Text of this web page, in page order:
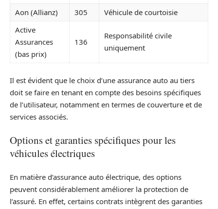
Aon (Allianz)
305
Véhicule de courtoisie
Active
Assurances
(bas prix)
136
Responsabilité civile
uniquement
Il est évident que le choix d’une assurance auto au tiers
doit se faire en tenant en compte des besoins spécifiques
de l’utilisateur, notamment en termes de couverture et de
services associés.
Options et garanties spécifiques pour les
véhicules électriques
En matière d’assurance auto électrique, des options
peuvent considérablement améliorer la protection de
l’assuré. En effet, certains contrats intègrent des garanties